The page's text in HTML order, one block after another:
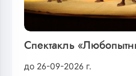
Спектакль
до 26-09-2026 г.